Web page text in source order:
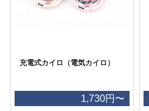
充電式カイロ（電気カイロ）
1,730円〜